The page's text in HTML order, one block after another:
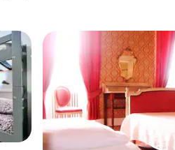
: 4,39 sur 5